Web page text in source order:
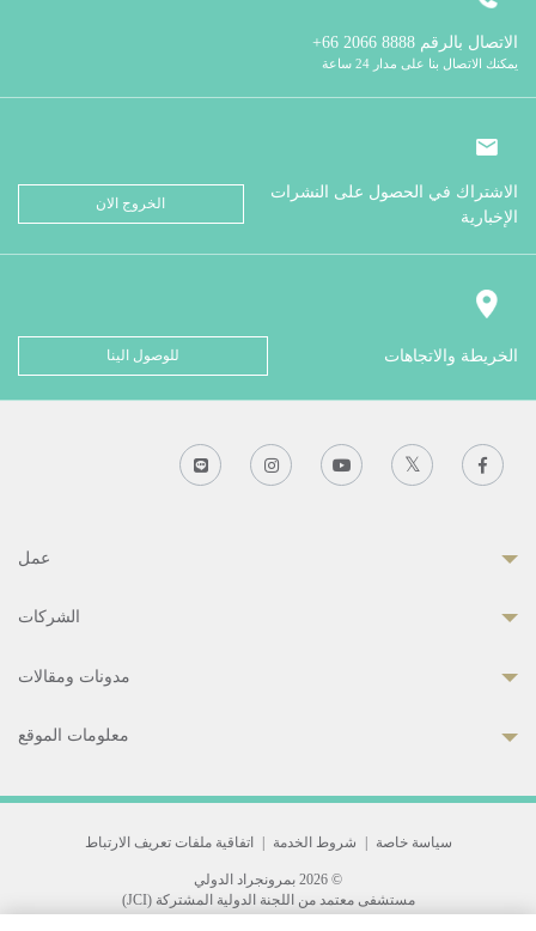
الاتصال بالرقم
يمكنك الاتصال بنا على مدار 24 ساعة
الاشتراك في الحصول على النشرات
الإخبارية
الخروج الان
الخريطة والاتجاهات للوصول الينا
عمل
الشركات
مدونات ومقالات
معلومات الموقع
سياسة خاصة شروط الخدمة اتفاقية ملفات تعريف الارتباط
© 2026 بمرونجراد الدولي
مستشفى معتمد من اللجنة الدولية المشتركة (JCI)